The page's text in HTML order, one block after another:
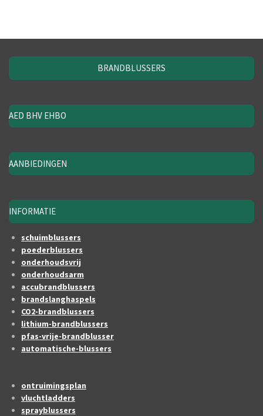
BRANDBLUSSERS
AED BHV EHBO
AANBIEDINGEN
INFORMATIE
schuimblussers
poederblussers
onderhoudsvrij
onderhoudsarm
accubrandblussers
brandslanghaspels
CO2-brandblussers
lithium-brandblussers
pfas-vrije-brandblusser
automatische-blussers
ontruimingsplan
vluchtladders
sprayblussers